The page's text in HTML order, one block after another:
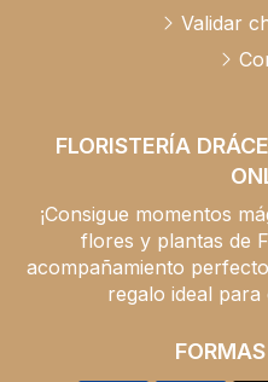
FLORISTERÍA
¡Consigue momentos
flores y plantas de
acompañamiento
regalo ideal
Validar